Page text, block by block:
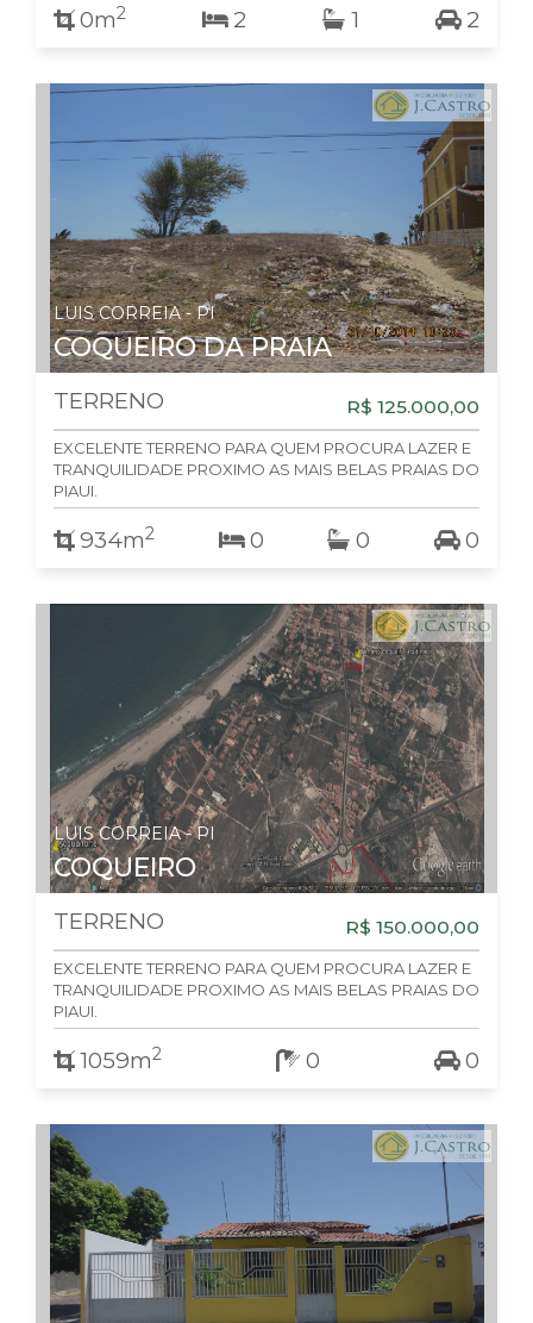
0m2 2 1 2
LUIS CORREIA - PI
COQUEIRO DA PRAIA
TERRENO R$ 125.000,00
EXCELENTE TERRENO PARA QUEM PROCURA LAZER E
TRANQUILIDADE PROXIMO AS MAIS BELAS PRAIAS DO
PIAUI.
934m2 0 0 0
LUIS CORREIA - PI
COQUEIRO
TERRENO R$ 150.000,00
EXCELENTE TERRENO PARA QUEM PROCURA LAZER E
TRANQUILIDADE PROXIMO AS MAIS BELAS PRAIAS DO
PIAUI.
1059m2 0 0